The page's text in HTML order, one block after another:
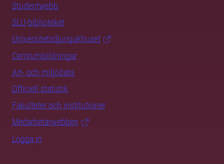
Studentwebb
SLU-biblioteket
Universitetsdjursjukhuset
Centrumbildningar
Art- och miljödata
Officiell statistik
Fakulteter och institutioner
Medarbetarwebben
Logga in